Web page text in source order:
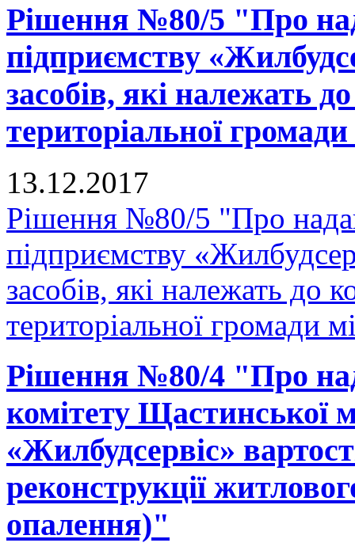
Рішення №80/5 "Про
підприємству
засобів, які належать
територіальної
13.12.2017
Рішення №80/5 "Про
підприємству
засобів, які належать до
територіальної громади
Рішення №80/4 "Про
комітету Щастинської
«Жилбудсервіс»
реконструкції
опалення)"